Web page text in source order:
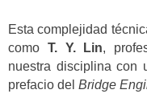
Esta complejidad
como T. Y. Lin,
nuestra disciplina con
prefacio del Bridge